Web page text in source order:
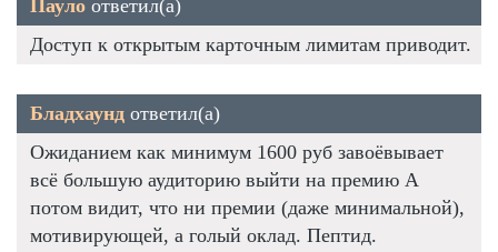
Пауло ответил(а)
Доступ к открытым карточным лимитам приводит.
Бладхаунд ответил(а)
Ожиданием как минимум 1600 руб завоёвывает
всё большую аудиторию выйти на премию А
потом видит, что ни премии (даже минимальной),
мотивирующей, а голый оклад. Пептид.